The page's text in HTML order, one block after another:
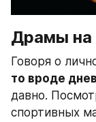
Драмы на
Говоря о
то вроде
давно.
спортивных